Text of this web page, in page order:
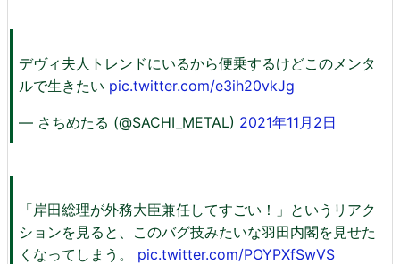
デヴィ夫人トレンドにいるから便乗するけどこのメンタ
ルで生きたい pic.twitter.com/e3ih20vkJg
— さちめたる (@SACHI_METAL) 2021年11月2日
「岸田総理が外務大臣兼任してすごい！」というリアク
ションを見ると、このバグ技みたいな羽田内閣を見せた
くなってしまう。 pic.twitter.com/POYPXfSwVS